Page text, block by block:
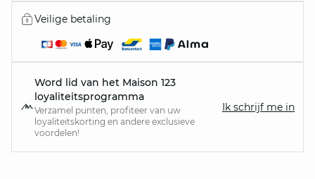
Veilige betaling
Word lid van het Maison 123
loyaliteitsprogramma
Verzamel punten, profiteer van uw
loyaliteitskorting en andere exclusieve
voordelen!
Ik schrijf me in